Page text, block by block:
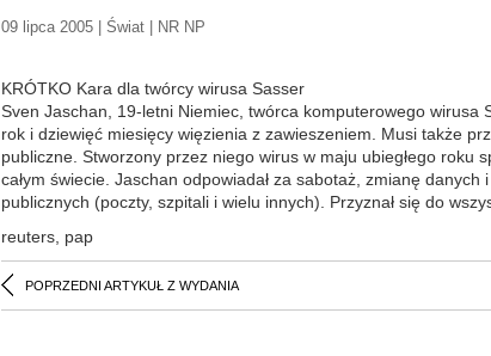
09 lipca 2005 | Świat | NR NP
KRÓTKO Kara dla twórcy wirusa Sasser
Sven Jaschan, 19-letni Niemiec, twórca komputerowego wirusa
rok i dziewięć miesięcy więzienia z zawieszeniem. Musi także
publiczne. Stworzony przez niego wirus w maju ubiegłego roku
całym świecie. Jaschan odpowiadał za sabotaż, zmianę danych
publicznych (poczty, szpitali i wielu innych). Przyznał się do
reuters, pap
POPRZEDNI ARTYKUŁ Z WYDANIA